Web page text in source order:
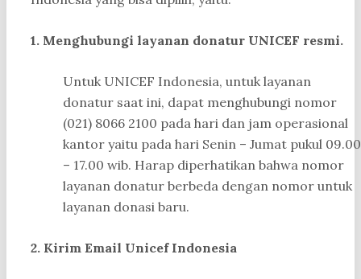
1. Menghubungi layanan donatur UNICEF resmi.
Untuk UNICEF Indonesia, untuk layanan
donatur saat ini, dapat menghubungi nomor
(021) 8066 2100 pada hari dan jam operasional
kantor yaitu pada hari Senin – Jumat pukul 09.00
– 17.00 wib. Harap diperhatikan bahwa nomor
layanan donatur berbeda dengan nomor untuk
layanan donasi baru.
2. Kirim Email Unicef Indonesia